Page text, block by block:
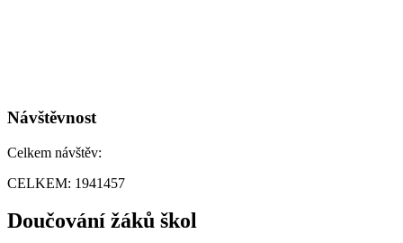
Návštěvnost
Celkem návštěv:
CELKEM: 1941457
Doučování žáků škol